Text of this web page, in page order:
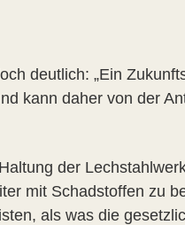
deutlich: „Ein
kann daher von der
der
mit Schadstoffen zu
als was die